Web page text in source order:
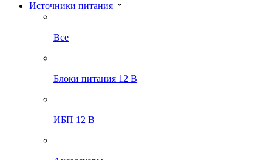
Источники питания
Все
Блоки питания 12 В
ИБП 12 В